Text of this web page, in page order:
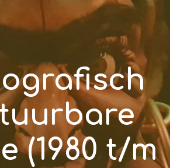
(1980 t/m